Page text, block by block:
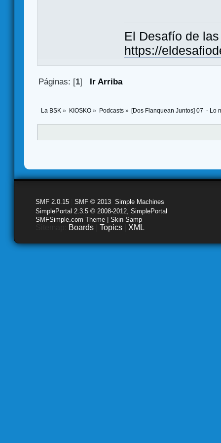
El Desafío de
https://
Páginas: [1] Ir Arriba
La BSK » KIOSKO» Podcasts» [Dos Flanquean Juntos] 07  - Lo
SMF 2.0.15 SMF © 2013 Simple Machines
SimplePortal 2.3.5 © 2008-2012, SimplePortal
SMFSimple.com Theme | Skin Samp
Boards Topics XML